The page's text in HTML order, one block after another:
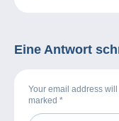
Eine Antwort
Your email address
marked *